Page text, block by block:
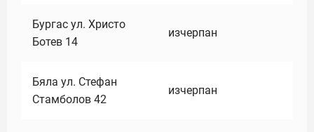
Бургас ул. Христо
Ботев 14
изчерпан
Бяла ул. Стефан
Стамболов 42
изчерпан